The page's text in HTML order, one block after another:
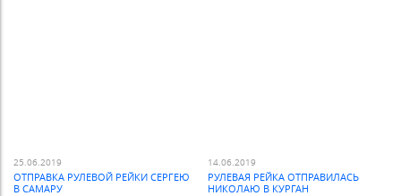
25.06.2019
ОТПРАВКА РУЛЕВОЙ РЕЙКИ СЕРГЕЮ
В САМАРУ
14.06.2019
РУЛЕВАЯ РЕЙКА ОТПРАВИЛАСЬ
НИКОЛАЮ В КУРГАН